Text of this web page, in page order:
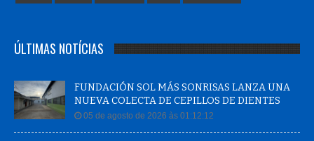
ÚLTIMAS NOTÍCIAS
FUNDACIÓN SOL MÁS SONRISAS LANZA UNA
NUEVA COLECTA DE CEPILLOS DE DIENTES
05 de agosto de 2026 às 01:12:12